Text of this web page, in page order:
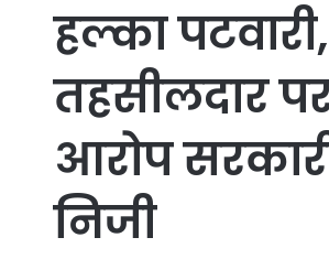
हल्का
तहसीलदार
आरोप
निजी